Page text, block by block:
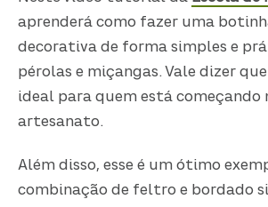
aprenderá como fazer uma
decorativa de forma simples e
pérolas e miçangas. Vale dizer
ideal para quem está começando
artesanato.
Além disso, esse é um ótimo
combinação de feltro e bordado